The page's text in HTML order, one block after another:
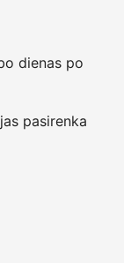
dienas po
pasirenka